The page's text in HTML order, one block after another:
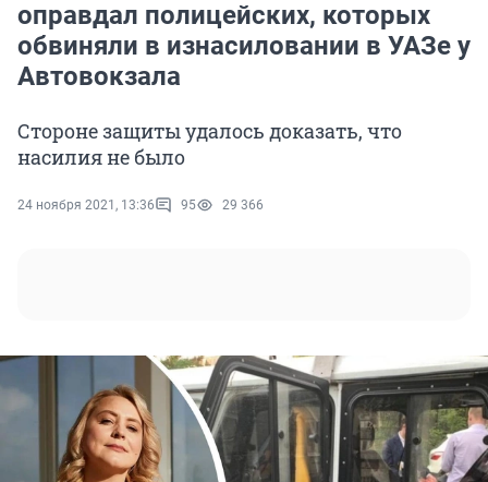
оправдал полицейских, которых
обвиняли в изнасиловании в УАЗе у
Автовокзала
Стороне защиты удалось доказать, что
насилия не было
24 ноября 2021, 13:36 95 29 366